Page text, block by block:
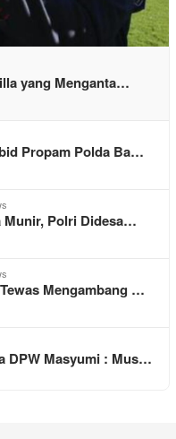
yang Menganta…
Propam Polda Ba…
Munir, Polri Didesa…
Mengambang …
DPW Masyumi : Mus…